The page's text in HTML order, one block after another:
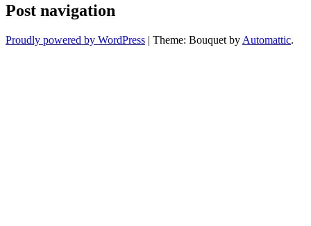
Post navigation
Proudly powered by WordPress | Theme: Bouquet by Automattic.